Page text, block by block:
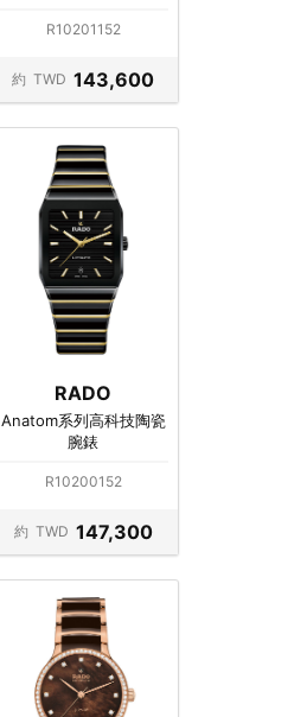
R10201152
約 TWD 143,600
RADO
Anatom系列高科技陶瓷
腕錶
R10200152
約 TWD 147,300